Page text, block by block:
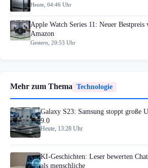
Heute, 04:46 Uhr
Apple Watch Series 11: Neuer
Amazon
Gestern, 20:53 Uhr
Mehr zum Thema Technologie
Galaxy S23: Samsung stoppt große
9.0
Heute, 13:28 Uhr
KI-Geschichten: Leser bewerten
als menschliche